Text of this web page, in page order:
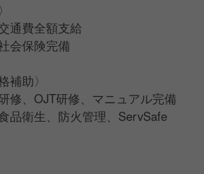
通費全額支給
会保険完備
補助〉
修、OJT研修、マニュアル完備
品衛生、防火管理、ServSafe